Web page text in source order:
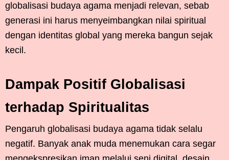
globalisasi budaya agama menjadi relevan, sebab
generasi ini harus menyeimbangkan nilai spiritual
dengan identitas global yang mereka bangun sejak
kecil.
Dampak Positif Globalisasi
terhadap Spiritualitas
Pengaruh globalisasi budaya agama tidak selalu
negatif. Banyak anak muda menemukan cara segar